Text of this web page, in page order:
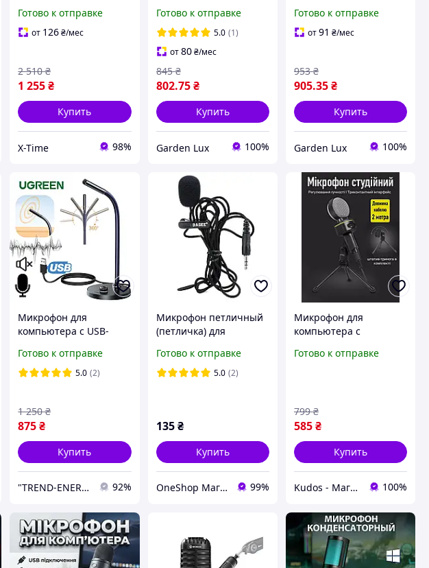
штативом и
подсветкой), XTM
Готово к отправке
от 126₴/мес
1 255₴
2 510 ₴
Купить
X-Time 98%
Готово к отправке
5.0 (1)
от80 ₴/мес
802.75 ₴
845 ₴
Купить
Garden Lux 100%
Готово к отправке
от91 ₴/мес
905.35₴
953 ₴
Купить
Garden Lux 100%
Микрофон для
компьютера с USB-
внешний для
подключения к ПК
Готово к отправке
5.0 (2)
875₴
1 250 ₴
Купить
"TREND-ENERGY" Интернет-магазин аксессуаров к смартфонам и компьютерам 92%
Микрофон петличный
(петличка) для
/ камеры Dagee DG-
001, шнур ткань
Готово к отправке
5.0 (2)
135 ₴
Купить
OneShop Магазин-Склад 99%
Микрофон для
компьютера с
направленный
стриминга SF-920
Готово к отправке
585₴
799 ₴
Купить
Kudos - Магазин стильных гаджетов 100%